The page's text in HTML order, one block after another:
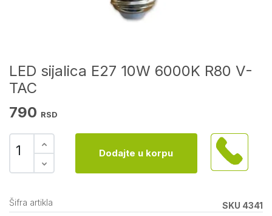
LED sijalica E27 10W 6000K R80 V-
TAC
790 RSD
Dodajte u korpu
Šifra artikla
SKU 4341